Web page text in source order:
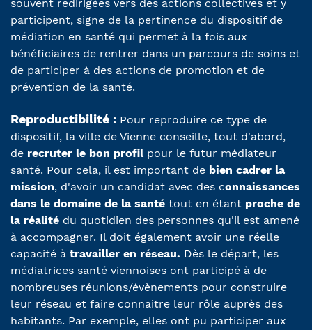
souvent redirigées vers des actions collectives et y
participent, signe de la pertinence du dispositif de
médiation en santé qui permet à la fois aux
bénéficiaires de rentrer dans un parcours de soins et
de participer à des actions de promotion et de
prévention de la santé.
Reproductibilité : Pour reproduire ce type de
dispositif, la ville de Vienne conseille, tout d'abord,
de recruter le bon profil pour le futur médiateur
santé. Pour cela, il est important de bien cadrer la
mission, d'avoir un candidat avec des connaissances
dans le domaine de la santé tout en étant proche de
la réalité du quotidien des personnes qu'il est amené
à accompagner. Il doit également avoir une réelle
capacité à travailler en réseau. Dès le départ, les
médiatrices santé viennoises ont participé à de
nombreuses réunions/évènements pour construire
leur réseau et faire connaitre leur rôle auprès des
habitants. Par exemple, elles ont pu participer aux